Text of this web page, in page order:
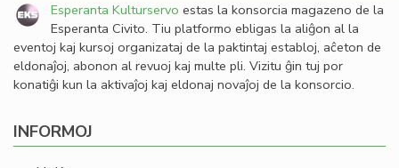
Esperanta Kulturservo estas la konsorcia magazeno de la
Esperanta Civito. Tiu platformo ebligas la aliĝon al la
eventoj kaj kursoj organizataj de la paktintaj establoj, aĉeton de
eldonaĵoj, abonon al revuoj kaj multe pli. Vizitu ĝin tuj por
konatiĝi kun la aktivaĵoj kaj eldonaj novaĵoj de la konsorcio.
INFORMOJ